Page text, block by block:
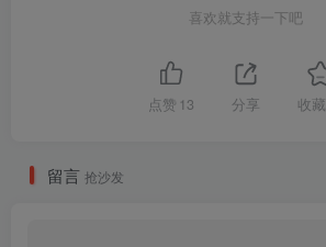
喜欢就支持一下吧
点赞 13 分享 收藏
留言 抢沙发